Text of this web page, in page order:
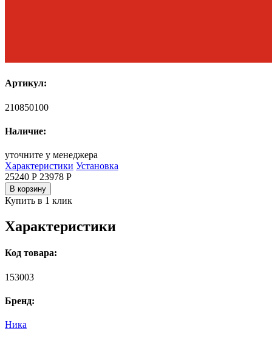
Артикул:
210850100
Наличие:
уточните у менеджера
Характеристики Установка
25240 Р 23978 Р
В корзину
Купить в 1 клик
Характеристики
Код товара:
153003
Бренд:
Ника